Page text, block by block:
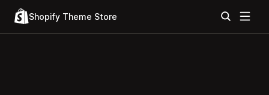
Shopify Theme Store